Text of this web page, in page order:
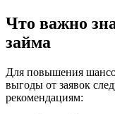
Что важно
займа
Для повышения
выгоды от заявок
рекомендациям: